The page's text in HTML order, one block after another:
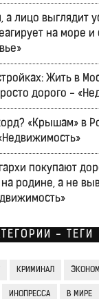
а лицо выглядит
на море и
Жить в
дорого -
«Крышам» в
покупают
родине, а не
- ТЕГИ
КРИМИНАЛ
ИНОПРЕССА В МИРЕ